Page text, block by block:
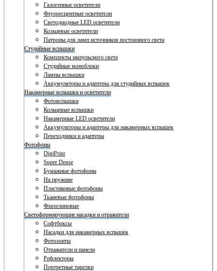
Галогенные осветители
Флуоресцентные осветители
Светодиодные LED осветители
Кольцевые осветители
Патроны для ламп источников постоянного света
Студийные вспышки
Комплекты импульсного света
Студийные моноблоки
Лампы вспышки
Аккумуляторы и адаптеры для студийных вспышек
Накамерные вспышки и осветители
Фотовспышки
Кольцевые вспышки
Накамерные LED осветители
Аккумуляторы и адаптеры для накамерных вспышек
Переходники и адаптеры
Фотофоны
DigiPrint
Super Dense
Бумажные фотофоны
На пружине
Пластиковые фотофоны
Тканевые фотофоны
Флизелиновые
Светоформирующие насадки и отражатели
Софтбоксы
Насадки для накамерных вспышек
Фотозонты
Отражатели и панели
Рефлекторы
Портретные тарелки